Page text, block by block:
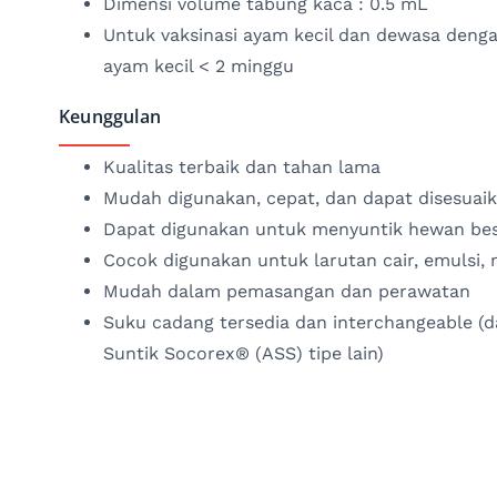
Untuk vaksinasi ayam kecil dan dewasa
ayam kecil < 2 minggu
Keunggulan
Kualitas terbaik dan tahan lama
Mudah digunakan, cepat, dan dapat
Dapat digunakan untuk menyuntik hewan
Cocok digunakan untuk larutan cair, emulsi,
Mudah dalam pemasangan dan perawatan
Suku cadang tersedia dan interchangeable
Suntik Socorex® (ASS) tipe lain)